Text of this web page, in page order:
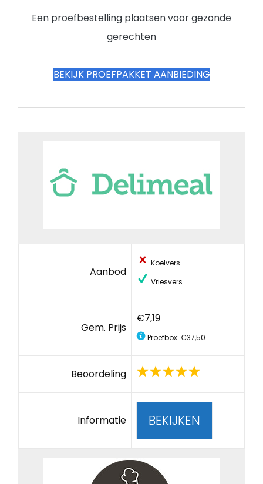
Een proefbestelling plaatsen voor gezonde
gerechten
BEKIJK PROEFPAKKET AANBIEDING
Aanbod
Koelvers
Vriesvers
Gem. Prijs
€7,19
Proefbox: €37,50
Beoordeling
Informatie BEKIJKEN